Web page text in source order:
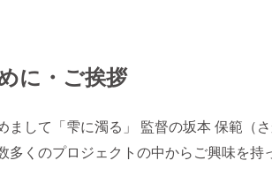
に・ご挨拶
まして「雫に濁る」 監督の坂本 保範（さ
多くのプロジェクトの中からご興味を持